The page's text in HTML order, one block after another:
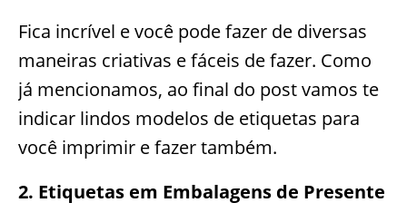
Fica incrível e você pode fazer de diversas
maneiras criativas e fáceis de fazer. Como
já mencionamos, ao final do post vamos te
indicar lindos modelos de etiquetas para
você imprimir e fazer também.
2. Etiquetas em Embalagens de Presente